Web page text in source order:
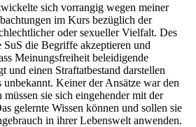
sich vorrangig wegen meiner
im Kurs bezüglich der
oder sexueller Vielfalt. Des
SuS die Begriffe akzeptieren und
Meinungsfreiheit beleidigende
und einen Straftatbestand darstellen
Keiner der Ansätze war den
sie sich eingehender mit der
gelernte Wissen können und sollen sie
in ihrer Lebenswelt anwenden.